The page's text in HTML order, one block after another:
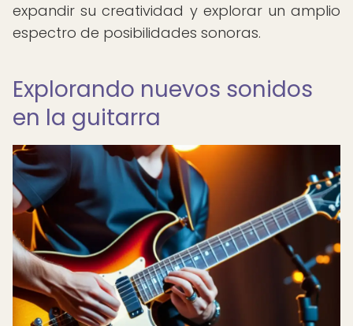
expandir su creatividad y explorar un amplio
espectro de posibilidades sonoras.
Explorando nuevos sonidos
en la guitarra